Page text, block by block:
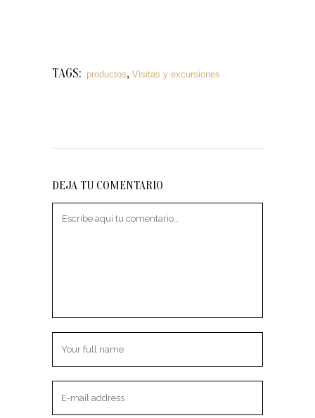
TAGS: productos, Visitas y excursiones
DEJA TU COMENTARIO